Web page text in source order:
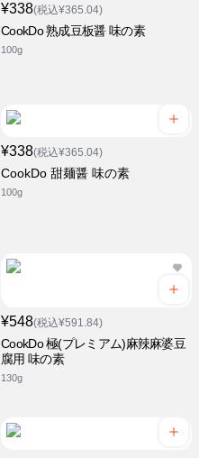
¥338(税込¥365.04)
CookDo 熟成豆板醤 味の素
100g
¥338(税込¥365.04)
CookDo 甜麺醤 味の素
100g
¥548(税込¥591.84)
CookDo 極(プレミアム)麻辣麻婆豆
腐用 味の素
130g